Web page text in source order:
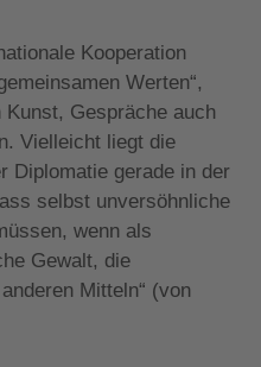
Kooperation
Werten“,
Gespräche auch
Vielleicht liegt die
Diplomatie gerade in der
selbst unversöhnliche
wenn als
Gewalt, die
Mitteln“ (von